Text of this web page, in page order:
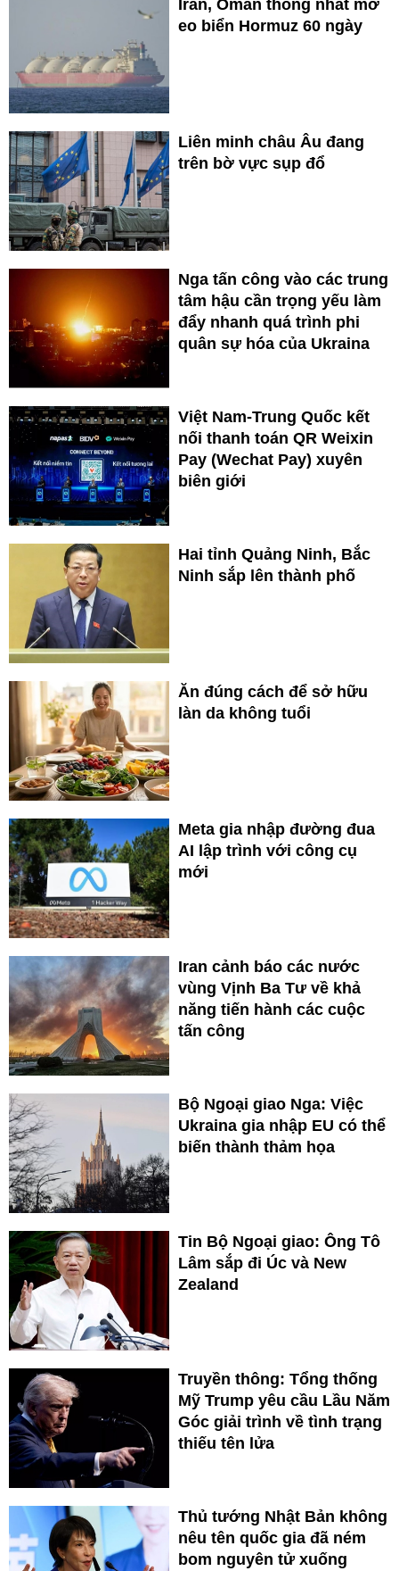
Iran, Oman thống nhất mở
eo biển Hormuz 60 ngày
Liên minh châu Âu đang
trên bờ vực sụp đổ
Nga tấn công vào các trung
tâm hậu cần trọng yếu làm
đẩy nhanh quá trình phi
quân sự hóa của Ukraina
Việt Nam-Trung Quốc kết
nối thanh toán QR Weixin
Pay (Wechat Pay) xuyên
biên giới
Hai tỉnh Quảng Ninh, Bắc
Ninh sắp lên thành phố
Ăn đúng cách để sở hữu
làn da không tuổi
Meta gia nhập đường đua
AI lập trình với công cụ
mới
Iran cảnh báo các nước
vùng Vịnh Ba Tư về khả
năng tiến hành các cuộc
tấn công
Bộ Ngoại giao Nga: Việc
Ukraina gia nhập EU có thể
biến thành thảm họa
Tin Bộ Ngoại giao: Ông Tô
Lâm sắp đi Úc và New
Zealand
Truyền thông: Tổng thống
Mỹ Trump yêu cầu Lầu Năm
Góc giải trình về tình trạng
thiếu tên lửa
Thủ tướng Nhật Bản không
nêu tên quốc gia đã ném
bom nguyên tử xuống